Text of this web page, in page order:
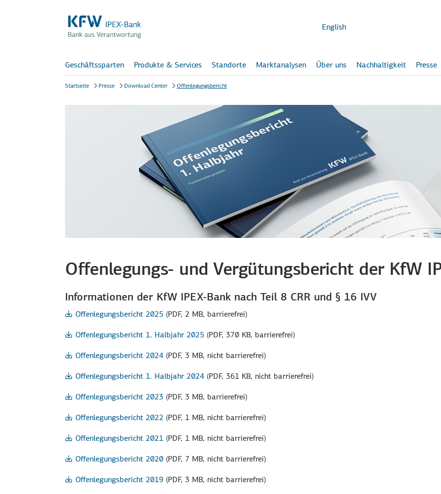
English
Geschäftssparten Produkte & Services Standorte Marktanalysen Über uns Nachhaltigkeit Presse
Startseite Presse Download Center Offenlegungsbericht
Offenlegungs- und Vergütungsbericht der KfW
Informationen der KfW IPEX-Bank nach Teil 8 CRR und § 16 IVV
Offenlegungsbericht 2025 (PDF, 2 MB, barrierefrei)
Offenlegungsbericht 1. Halbjahr 2025 (PDF, 370 KB, barrierefrei)
Offenlegungsbericht 2024 (PDF, 3 MB, nicht barrierefrei)
Offenlegungsbericht 1. Halbjahr 2024 (PDF, 361 KB, nicht barrierefrei)
Offenlegungsbericht 2023 (PDF, 3 MB, barrierefrei)
Offenlegungsbericht 2022 (PDF, 1 MB, nicht barrierefrei)
Offenlegungsbericht 2021 (PDF, 1 MB, nicht barrierefrei)
Offenlegungsbericht 2020 (PDF, 7 MB, nicht barrierefrei)
Offenlegungsbericht 2019 (PDF, 3 MB, nicht barrierefrei)